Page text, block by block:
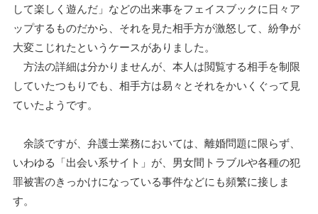
して楽しく遊んだ」などの出来事をフェイスブックに日々ア
ップするものだから、それを見た相手方が激怒して、紛争が
大変こじれたというケースがありました。
方法の詳細は分かりませんが、本人は閲覧する相手を制限
していたつもりでも、相手方は易々とそれをかいくぐって見
ていたようです。
余談ですが、弁護士業務においては、離婚問題に限らず、
いわゆる「出会い系サイト」が、男女間トラブルや各種の犯
罪被害のきっかけになっている事件などにも頻繁に接しま
す。